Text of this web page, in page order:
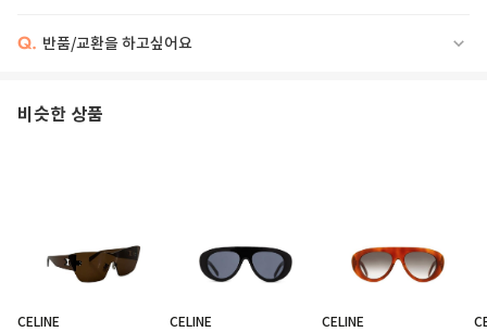
Q. 반품/교환을 하고싶어요
비슷한 상품
CELINE CELINE CELINE